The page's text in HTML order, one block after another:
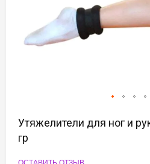
галереи
Утяжелители для ног и
гр
ОСТАВИТЬ ОТЗЫВ